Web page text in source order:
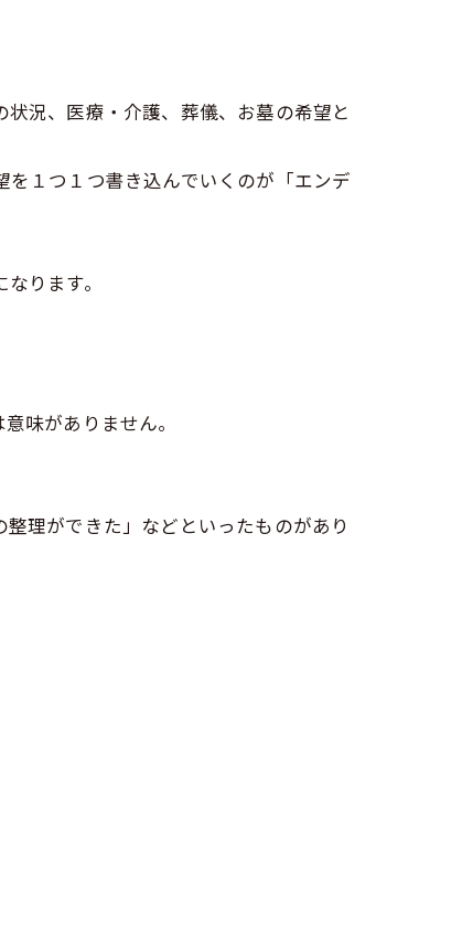
況、医療・介護、葬儀、お墓の希望と
１つ１つ書き込んでいくのが「エンデ
なります。
味がありません。
理ができた」などといったものがあり